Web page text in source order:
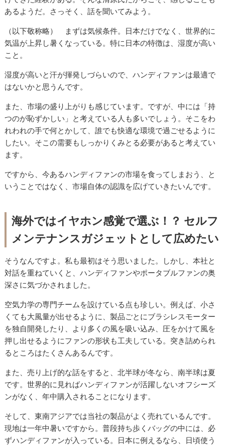
あるようだ。さっそく、話を聞いてみよう。
（以下敬称略） まずは気候条件。日本だけでなく、世界的に
気温が上昇し暑くなっている。特に日本の特徴は、湿度が高い
こと。
湿度が高いと汗が揮発しづらいので、ハンディファンは最適で
はないかと思うんです。
また、市場の盛り上がりも感じています。ですが、中には「持
つのが恥ずかしい」と考えている人も多いでしょう。そこをわ
れわれの手で何とかして、誰でも快適な環境で過ごせるように
したい。そこの需要もしっかりくみとる必要があると考えてい
ます。
ですから、今あるハンディファンの市場を食ってしまおう、と
いうことではなく、市場自体の認識を広げていきたいんです。
海外ではイヤホン感覚で選ぶ！？ セルフ
メンテナンスガジェットとして広めたい
そうなんですよ。私も最初はそう思いました。しかし、本社と
対話を重ねていくと、ハンディファンやポータブルファンの奥
深さに気づかされました。
空気力学の専門チームを設けている点も珍しい。例えば、小さ
くても大風量が出せるように、製品ごとにブラシレスモーター
を独自開発したり、より多くの風を吸い込み、圧をかけて風を
押し出せるようにファンの形状も工夫している。突き詰められ
るところはたくさんあるんです。
また、売り上げ的な話をすると、北半球が冬なら、南半球は夏
です。世界的に見ればハンディファンが活躍しないオフシーズ
ンがなく、年中購入されることになります。
そして、東南アジアでは当社の製品がよく売れているんです。
現地は一年中暑いですから。普段持ち歩くバッグの中には、必
ずハンディファンが入っている。日本に例えるなら、日頃使う